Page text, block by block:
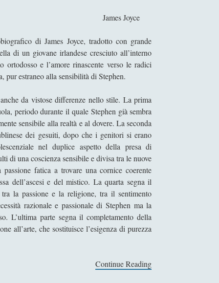
James Joyce
di James Joyce, tradotto con grande
di un giovane irlandese cresciuto all’interno
e l’amore rinascente verso le radici
pur estraneo alla sensibilità di Stephen.
da vistose differenze nello stile. La prima
periodo durante il quale Stephen già sembra
sensibile alla realtà e al dovere. La seconda
dei gesuiti, dopo che i genitori si erano
nel duplice aspetto della presa di
di una coscienza sensibile e divisa tra le nuove
fatica a trovare una cornice coerente
dell’ascesi e del mistico. La quarta segna il
la passione e la religione, tra il sentimento
razionale e passionale di Stephen ma la
L’ultima parte segna il completamento della
all’arte, che sostituisce l’esigenza di purezza
Continue Reading